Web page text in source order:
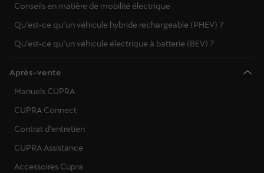
Conseils en matière de mobilité électrique
Qu’est-ce qu’un véhicule hybride rechargeable (PHEV) ?
Qu’est-ce qu’un véhicule électrique à batterie (BEV) ?
Après-vente
Manuels CUPRA
CUPRA Connect
Contrat d'entretien
CUPRA Assistance
Accessoires Cupra